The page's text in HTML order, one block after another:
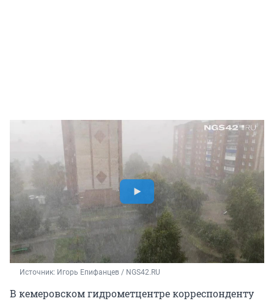
Источник: Игорь Епифанцев / NGS42.RU
В кемеровском гидрометцентре корреспонденту